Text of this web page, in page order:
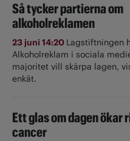
Så tycker partierna om
alkoholreklamen
23 juni 14:20 Lagstiftningen
Alkoholreklam i sociala
majoritet vill skärpa lagen,
enkät.
Ett glas om dagen ökar
cancer